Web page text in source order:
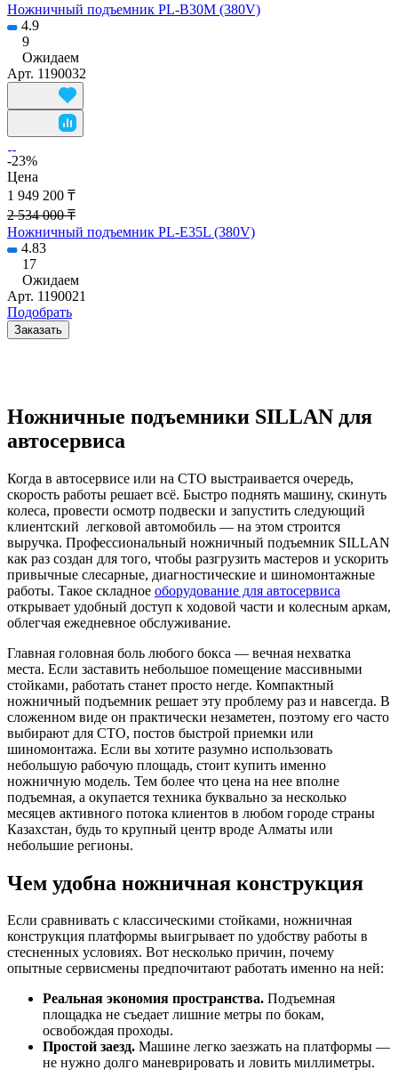
Ножничный подъемник PL-B30M (380V)
4.9
9
Ожидаем
Арт. 1190032
-23%
Цена
1 949 200 ₸
2 534 000 ₸
Ножничный подъемник PL-E35L (380V)
4.83
17
Ожидаем
Арт. 1190021
Подобрать
Заказать
Ножничные подъемники SILLAN для
автосервиса
Когда в автосервисе или на СТО выстраивается очередь,
скорость работы решает всё. Быстро поднять машину, скинуть
колеса, провести осмотр подвески и запустить следующий
клиентский легковой автомобиль — на этом строится
выручка. Профессиональный ножничный подъемник SILLAN
как раз создан для того, чтобы разгрузить мастеров и ускорить
привычные слесарные, диагностические и шиномонтажные
работы. Такое складное оборудование для автосервиса
открывает удобный доступ к ходовой части и колесным аркам,
облегчая ежедневное обслуживание.
Главная головная боль любого бокса — вечная нехватка
места. Если заставить небольшое помещение массивными
стойками, работать станет просто негде. Компактный
ножничный подъемник решает эту проблему раз и навсегда. В
сложенном виде он практически незаметен, поэтому его часто
выбирают для СТО, постов быстрой приемки или
шиномонтажа. Если вы хотите разумно использовать
небольшую рабочую площадь, стоит купить именно
ножничную модель. Тем более что цена на нее вполне
подъемная, а окупается техника буквально за несколько
месяцев активного потока клиентов в любом городе страны
Казахстан, будь то крупный центр вроде Алматы или
небольшие регионы.
Чем удобна ножничная конструкция
Если сравнивать с классическими стойками, ножничная
конструкция платформы выигрывает по удобству работы в
стесненных условиях. Вот несколько причин, почему
опытные сервисмены предпочитают работать именно на ней:
Реальная экономия пространства. Подъемная
площадка не съедает лишние метры по бокам,
освобождая проходы.
Простой заезд. Машине легко заезжать на платформы —
не нужно долго маневрировать и ловить миллиметры.